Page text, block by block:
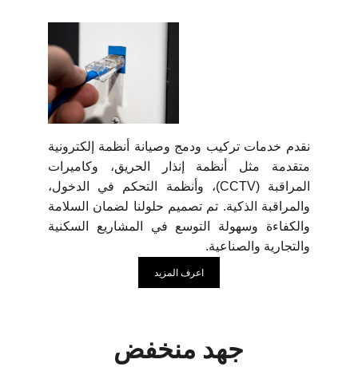
نقدم خدمات تركيب ودمج وصيانة أنظمة إلكترونية
متقدمة مثل أنظمة إنذار الحريق، وكاميرات
المراقبة (CCTV)، وأنظمة التحكم في الدخول،
والمراقبة الذكية. تم تصميم حلولنا لضمان السلامة
والكفاءة وسهولة التوسع في المشاريع السكنية
والتجارية والصناعية.
اعرف المزيد
جهد منخفض